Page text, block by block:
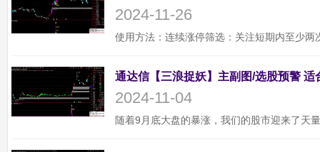
2024-11-26
2024-11-04